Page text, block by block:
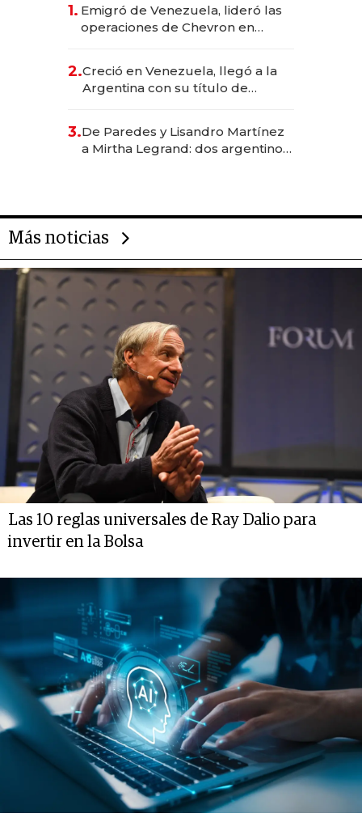
1. Emigró de Venezuela, lideró las
operaciones de Chevron en
2.Creció en Venezuela, llegó a la
Argentina con su título de
las marcas "fast premium"
3.De Paredes y Lisandro Martínez
a Mirtha Legrand: dos argentinos
Más noticias
Las 10 reglas universales de Ray Dalio para
invertir en la Bolsa